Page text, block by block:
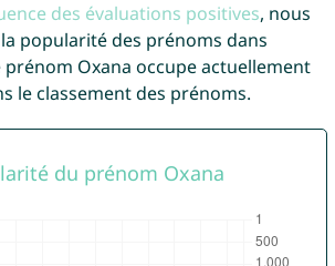
des évaluations positives, nous
popularité des prénoms dans
Oxana occupe actuellement
le classement des prénoms.